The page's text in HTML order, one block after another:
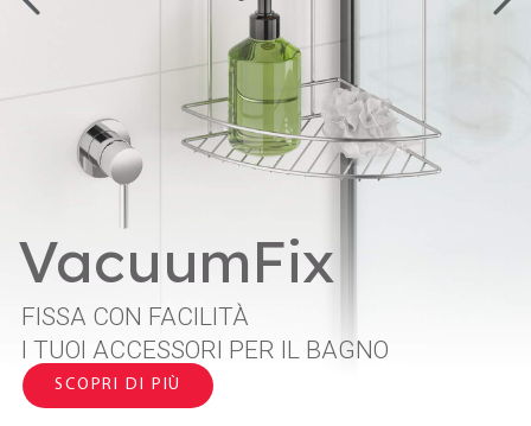
VacuumFix
FISSA CON FACILITÀ
I TUOI ACCESSORI PER IL BAGNO
SCOPRI DI PIÙ